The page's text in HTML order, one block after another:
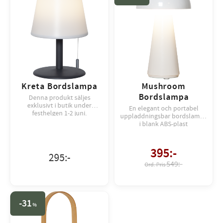
Kreta Bordslampa
Denna produkt säljes
exklusivt i butik under
festhelgen 1-2 juni.
295:-
Mushroom
Bordslampa
En elegant och portabel
uppladdningsbar bordslampa
i blank ABS-plast
395:-
549:-
31%